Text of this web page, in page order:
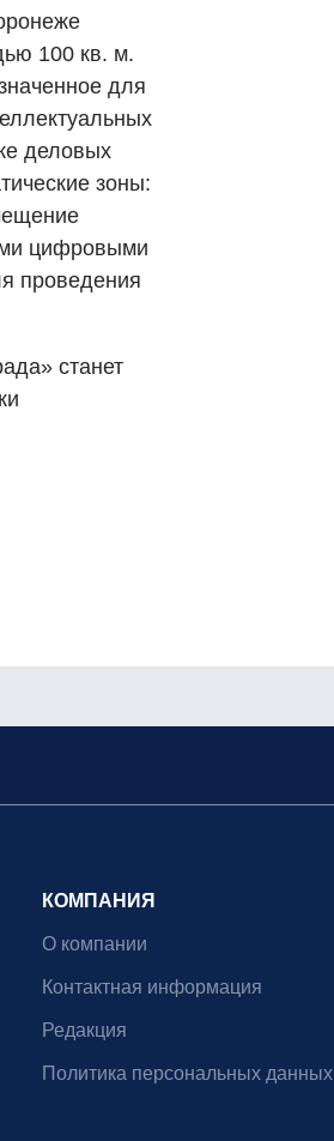
100 кв. м.
для
деловых
зоны:
цифровыми
проведения
станет
КОМПАНИЯ
О компании
Контактная информация
Редакция
Политика персональных данных